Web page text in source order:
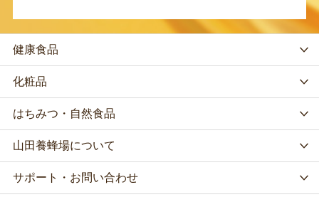
健康食品
化粧品
はちみつ・自然食品
山田養蜂場について
サポート・お問い合わせ